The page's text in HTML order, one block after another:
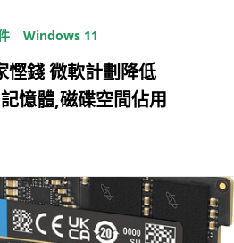
Windows 11
慳錢 微軟計劃降低
憶體,磁碟空間佔用